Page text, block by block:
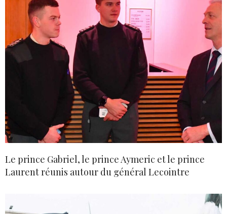
Le prince Gabriel, le prince Aymeric et le prince
Laurent réunis autour du général Lecointre